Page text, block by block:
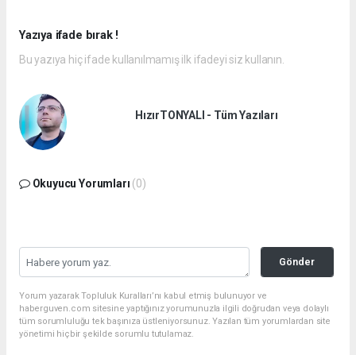
Yazıya ifade bırak !
Bu yazıya hiç ifade kullanılmamış ilk ifadeyi siz kullanın.
HızırTONYALI - Tüm Yazıları
Okuyucu Yorumları (0)
Gönder
Yorum yazarak Topluluk Kuralları’nı kabul etmiş bulunuyor ve
haberguven.com sitesine yaptığınız yorumunuzla ilgili doğrudan veya dolaylı
tüm sorumluluğu tek başınıza üstleniyorsunuz. Yazılan tüm yorumlardan site
yönetimi hiçbir şekilde sorumlu tutulamaz.